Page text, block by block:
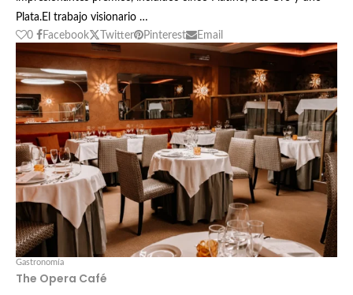
Plata.El trabajo visionario …
0
Facebook Twitter Pinterest Email
Gastronomía
The Opera Café